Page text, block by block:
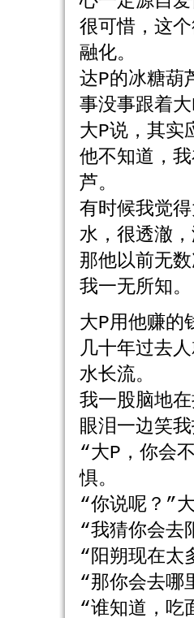
很可惜，这
融化。
达P的冰糖葫
事没事跟着
大P说，其实
他不知道，
芦。
有时候我觉
水，很透澈
那他以前无
我一无所知。
大P用他赚的
几十年过去
水长流。
我一股脑地
眼泪一边笑
“大P，你会
惧。
“你说呢？”
“我猜你会去
“阳朔现在太
“那你会去哪
“谁知道，吃